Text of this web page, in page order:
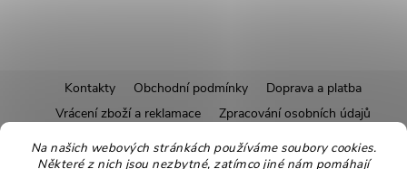
Na našich webových stránkách používáme soubory cookies.
Některé z nich jsou nezbytné, zatímco jiné nám pomáhají
á
Kontakty Obchodní podmínky
Doprava a platba
Vrácení zboží a reklamace
Zpracování osobních údajů
Pravidla soutěží
Affiliate program
Recepty
Pro nové dodavatele
Ekologické balení Moje objednávka